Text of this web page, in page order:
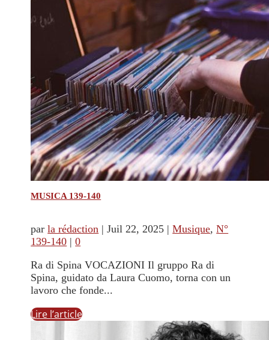
MUSICA 139-140
parla rédaction |Juil 22, 2025 |Musique,N°
139-140 |0
Ra di Spina VOCAZIONI Il gruppo Ra di
Spina, guidato da Laura Cuomo, torna con un
lavoro che fonde...
Lire l’article